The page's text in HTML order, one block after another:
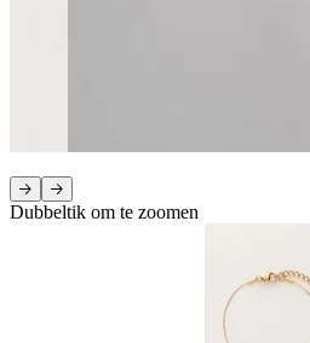
Dubbeltik om te zoomen